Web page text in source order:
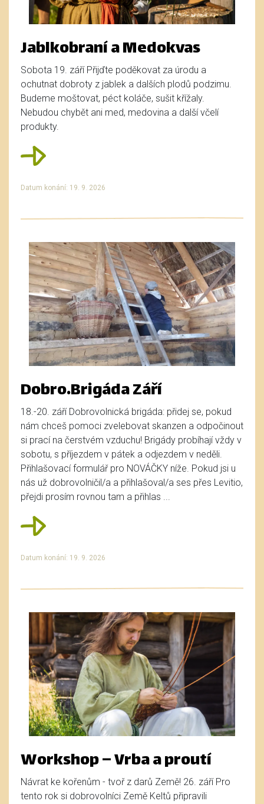
Jablkobraní a Medokvas
Sobota 19. září Přijďte poděkovat za úrodu a
ochutnat dobroty z jablek a dalších plodů podzimu.
Budeme moštovat, péct koláče, sušit křížaly.
Nebudou chybět ani med, medovina a další včelí
produkty.
Datum konání: 19. 9. 2026
Dobro.Brigáda Září
18.-20. září Dobrovolnická brigáda: přidej se, pokud
nám chceš pomoci zvelebovat skanzen a odpočinout
si prací na čerstvém vzduchu! Brigády probíhají vždy v
sobotu, s příjezdem v pátek a odjezdem v neděli.
Přihlašovací formulář pro NOVÁČKY níže. Pokud jsi u
nás už dobrovolničil/a a přihlašoval/a ses přes Levitio,
přejdi prosím rovnou tam a přihlas ...
Datum konání: 19. 9. 2026
Workshop – Vrba a proutí
Návrat ke kořenům - tvoř z darů Země! 26. září Pro
tento rok si dobrovolníci Země Keltů připravili